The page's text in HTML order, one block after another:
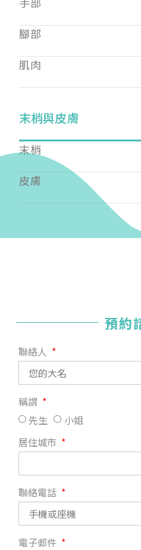
腳部
肌肉
末梢與皮膚
末梢
皮膚
預約
聯絡人
稱謂
先生
小姐
居住城市
聯絡電話
電子郵件
會審核通過後即通知您進行
【會費】
個人會員:
入會費新臺幣1200元，於
費1200元，於每年度繳納。
費3000元，於每年度繳納。
戶名: 社團法人台灣自律神
帳號: 003-03-501566-2
銀行: (013) 國泰世華 南京